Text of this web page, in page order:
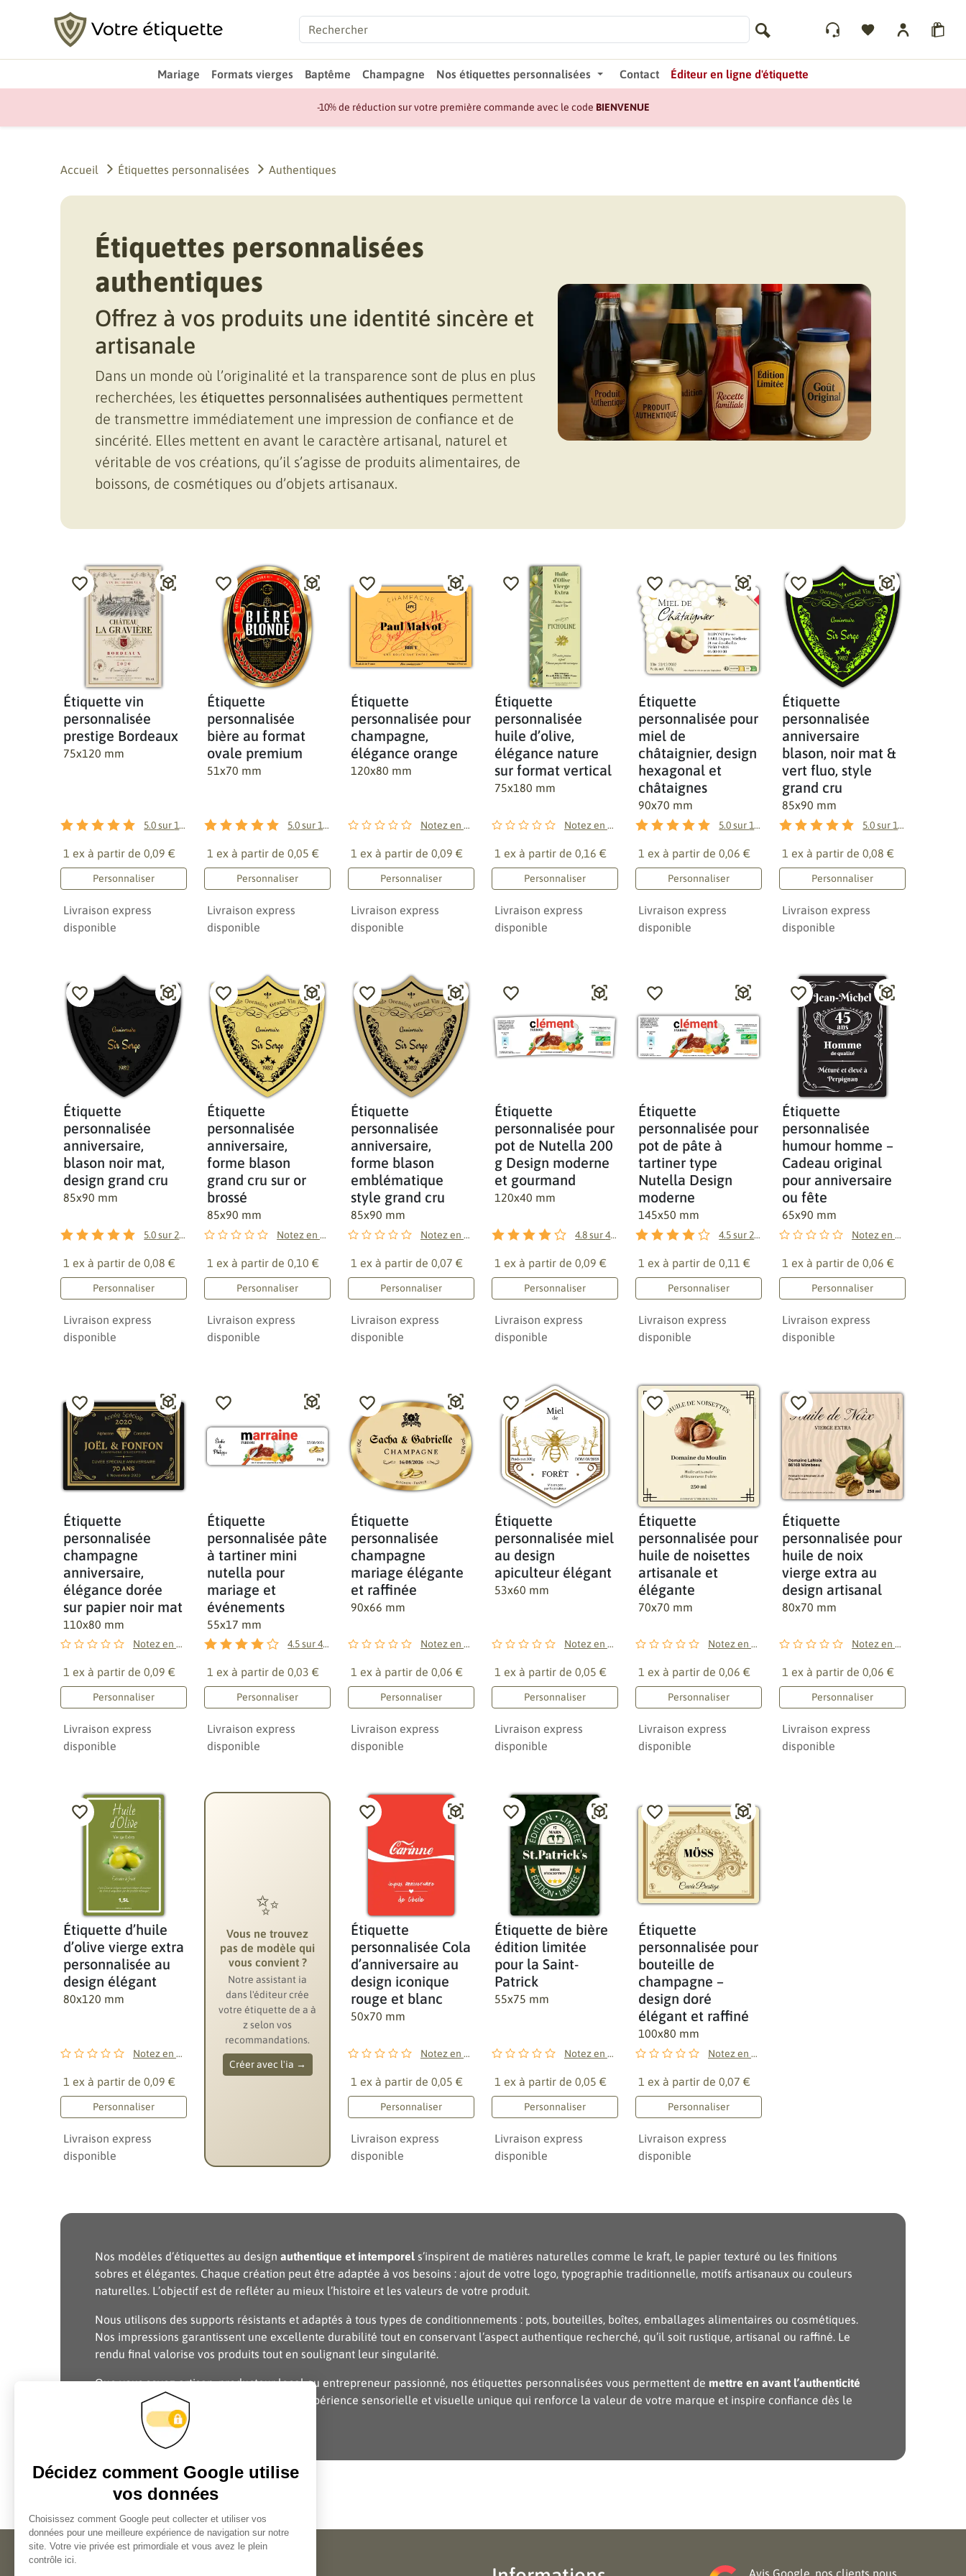
Mariage Formats vierges Baptême Champagne Nos étiquettes personnalisées Contact Éditeur en ligne d'étiquette
-10% de réduction sur votre première commande avec le code BIENVENUE
Accueil Étiquettes personnalisées Authentiques
Étiquettes personnalisées
authentiques
Offrez à vos produits une identité sincère et
artisanale
Dans un monde où l’originalité et la transparence sont de plus en plus
recherchées, les étiquettes personnalisées authentiques permettent
de transmettre immédiatement une impression de confiance et de
sincérité. Elles mettent en avant le caractère artisanal, naturel et
véritable de vos créations, qu’il s’agisse de produits alimentaires, de
boissons, de cosmétiques ou d’objets artisanaux.
Étiquette vin
personnalisée
prestige Bordeaux
75x120 mm
5.0sur1avis
1 ex à partir de 0,09 €
Personnaliser
Livraison express
disponible
Étiquette
personnalisée
bière au format
ovale premium
51x70 mm
5.0sur1avis
1 ex à partir de 0,05 €
Personnaliser
Livraison express
disponible
Étiquette
personnalisée pour
champagne,
élégance orange
120x80 mm
Notez en premier !
1 ex à partir de 0,09 €
Personnaliser
Livraison express
disponible
Étiquette
personnalisée
huile d’olive,
élégance nature
sur format vertical
75x180 mm
Notez en premier !
1 ex à partir de 0,16 €
Personnaliser
Livraison express
disponible
Étiquette
personnalisée pour
miel de
châtaignier, design
hexagonal et
châtaignes
90x70 mm
5.0sur1avis
1 ex à partir de 0,06 €
Personnaliser
Livraison express
disponible
Étiquette
personnalisée
anniversaire
blason, noir mat &
vert fluo, style
grand cru
85x90 mm
5.0sur1avis
1 ex à partir de 0,08 €
Personnaliser
Livraison express
disponible
Étiquette
personnalisée
anniversaire,
blason noir mat,
design grand cru
85x90 mm
5.0sur 2avis
1 ex à partir de 0,08 €
Personnaliser
Livraison express
disponible
Étiquette
personnalisée
anniversaire,
forme blason
grand cru sur or
brossé
85x90 mm
Notez en premier !
1 ex à partir de 0,10 €
Personnaliser
Livraison express
disponible
Étiquette
personnalisée
anniversaire,
forme blason
emblématique
style grand cru
85x90 mm
Notez en premier !
1 ex à partir de 0,07 €
Personnaliser
Livraison express
disponible
Étiquette
personnalisée pour
pot de Nutella 200
g Design moderne
et gourmand
120x40 mm
4.8sur4avis
1 ex à partir de 0,09 €
Personnaliser
Livraison express
disponible
Étiquette
personnalisée pour
pot de pâte à
tartiner type
Nutella Design
moderne
145x50 mm
4.5sur 2avis
1 ex à partir de 0,11 €
Personnaliser
Livraison express
disponible
Étiquette
personnalisée
humour homme –
Cadeau original
pour anniversaire
ou fête
65x90 mm
Notez en premier !
1 ex à partir de 0,06 €
Personnaliser
Livraison express
disponible
Étiquette
personnalisée
champagne
anniversaire,
élégance dorée
sur papier noir mat
110x80 mm
Notez en premier !
1 ex à partir de 0,09 €
Personnaliser
Livraison express
disponible
Étiquette
personnalisée pâte
à tartiner mini
nutella pour
mariage et
événements
55x17 mm
4.5sur4avis
1 ex à partir de 0,03 €
Personnaliser
Livraison express
disponible
Étiquette
personnalisée
champagne
mariage élégante
et raffinée
90x66 mm
Notez en premier !
1 ex à partir de 0,06 €
Personnaliser
Livraison express
disponible
Étiquette
personnalisée miel
au design
apiculteur élégant
53x60 mm
Notez en premier !
1 ex à partir de 0,05 €
Personnaliser
Livraison express
disponible
Étiquette
personnalisée pour
huile de noisettes
artisanale et
élégante
70x70 mm
Notez en premier !
1 ex à partir de 0,06 €
Personnaliser
Livraison express
disponible
Étiquette
personnalisée pour
huile de noix
vierge extra au
design artisanal
80x70 mm
Notez en premier !
1 ex à partir de 0,06 €
Personnaliser
Livraison express
disponible
Étiquette d’huile
d’olive vierge extra
personnalisée au
design élégant
80x120 mm
Notez en premier !
1 ex à partir de 0,09 €
Personnaliser
Livraison express
disponible
✨
Vous ne trouvez
pas de modèle qui
vous convient ?
Notre assistant ia
dans l'éditeur crée
votre étiquette de a à
z selon vos
recommandations.
Créer avec l'ia →
Étiquette
personnalisée Cola
d’anniversaire au
design iconique
rouge et blanc
50x70 mm
Notez en premier !
1 ex à partir de 0,05 €
Personnaliser
Livraison express
disponible
Étiquette de bière
édition limitée
pour la Saint-
Patrick
55x75 mm
Notez en premier !
1 ex à partir de 0,05 €
Personnaliser
Livraison express
disponible
Étiquette
personnalisée pour
bouteille de
champagne –
design doré
élégant et raffiné
100x80 mm
Notez en premier !
1 ex à partir de 0,07 €
Personnaliser
Livraison express
disponible
Nos modèles d’étiquettes au design authentique et intemporel s’inspirent de matières naturelles comme le kraft, le papier texturé ou les finitions
sobres et élégantes. Chaque création peut être adaptée à vos besoins : ajout de votre logo, typographie traditionnelle, motifs artisanaux ou couleurs
naturelles. L’objectif est de refléter au mieux l’histoire et les valeurs de votre produit.
Nous utilisons des supports résistants et adaptés à tous types de conditionnements : pots, bouteilles, boîtes, emballages alimentaires ou cosmétiques.
Nos impressions garantissent une excellente durabilité tout en conservant l’aspect authentique recherché, qu’il soit rustique, artisanal ou raffiné. Le
rendu final valorise vos produits tout en soulignant leur singularité.
Que vous soyez artisan, producteur local ou entrepreneur passionné, nos étiquettes personnalisées vous permettent de mettre en avant l’authenticité
de vos produits. Offrez à vos clients une expérience sensorielle et visuelle unique qui renforce la valeur de votre marque et inspire confiance dès le
premier regard.
Avis Google, nos clients nous